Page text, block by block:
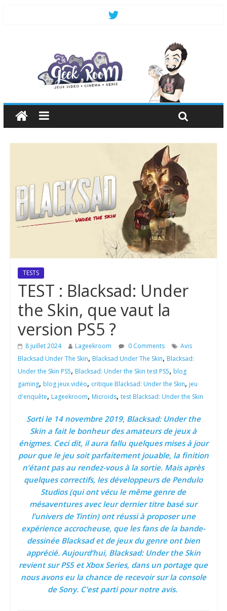
TESTS
TEST : Blacksad: Under
the Skin, que vaut la
version PS5 ?
8 juillet 2024 Lageekroom 0 Comments
Avis
Blacksad Under The Skin, Blacksad Under The Skin, Blacksad:
Under the Skin PS5, Blacksad: Under the Skin test PS5, blog
gaming, blog jeux vidéo, critique Blacksad: Under the Skin, jeu
d'enquête, Lageekroom, Microids, test Blacksad: Under the Skin
Sorti le 14 novembre 2019, Blacksad: Under the
Skin a fait le bonheur des amateurs de jeux à
énigmes. Ceci dit, il aura fallu quelques mises à jour
pour que le jeu soit parfaitement jouable, la finition
n’étant pas au rendez-vous à la sortie. Mais après
quelques correctifs, les développeurs de Pendulo
Studios (qui ont vécu le même genre de
mésaventures avec leur dernier titre basé sur
l’univers de Tintin) ont réussi à proposer une
expérience accrocheuse, que les fans de la bande-
dessinée Blacksad et de jeux du genre ont bien
apprécié. Aujourd’hui, Blacksad: Under the Skin
revient sur PS5 et Xbox Series, dans un portage que
nous avons eu la chance de recevoir sur la console
de Sony. C’est parti pour notre avis.